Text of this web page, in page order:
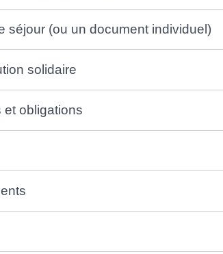
séjour (ou un document individuel)
solidaire
et obligations